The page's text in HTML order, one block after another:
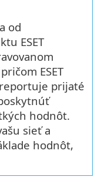
od
ESET
ESET
reportuje prijaté
hodnôt.
sieť a
hodnôt,